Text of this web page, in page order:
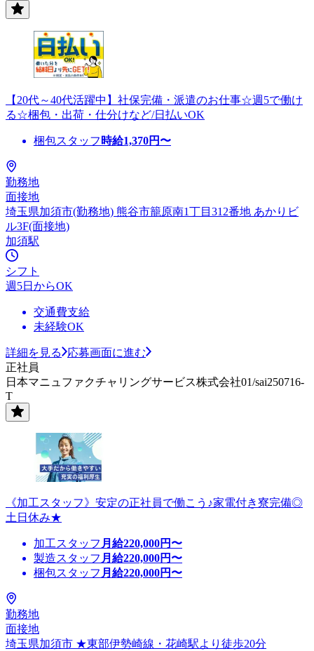
【20代～40代活躍中】社保完備・派遣のお仕事☆週5で働け
る☆梱包・出荷・仕分けなど/日払いOK
梱包スタッフ 時給1,370円〜
勤務地
面接地
埼玉県加須市(勤務地) 熊谷市籠原南1丁目312番地 あかりビ
ル3F(面接地)
加須駅
シフト
週5日からOK
交通費支給
未経験OK
詳細を見る
応募画面に進む
正社員
日本マニュファクチャリングサービス株式会社01/sai250716-
T
《加工スタッフ》安定の正社員で働こう♪家電付き寮完備◎
土日休み★
加工スタッフ 月給220,000円〜
製造スタッフ 月給220,000円〜
梱包スタッフ 月給220,000円〜
勤務地
面接地
埼玉県加須市 ★東部伊勢崎線・花崎駅より徒歩20分